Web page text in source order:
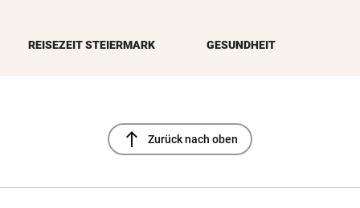
REISEZEIT STEIERMARK GESUNDHEIT
north Zurück nach oben